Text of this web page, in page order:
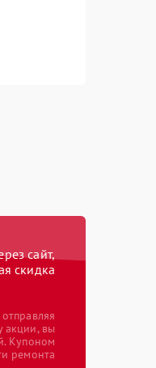
сайт,
скидка
акции, вы
Купоном
ремонта